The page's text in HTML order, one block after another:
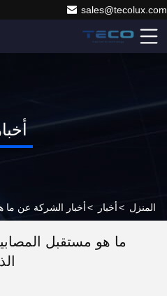
sales@tecolux.com
المنزل >أخبار >